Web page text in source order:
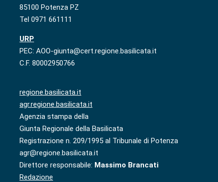
85100 Potenza PZ
Tel 0971 661111
URP
PEC: AOO-giunta@cert.regione.basilicata.it
C.F. 80002950766
regione.basilicata.it
agr.regione.basilicata.it
Agenzia stampa della
Giunta Regionale della Basilicata
Registrazione n. 209/1995 al Tribunale di Potenza
agr@regione.basilicata.it
Direttore responsabile: Massimo Brancati
Redazione